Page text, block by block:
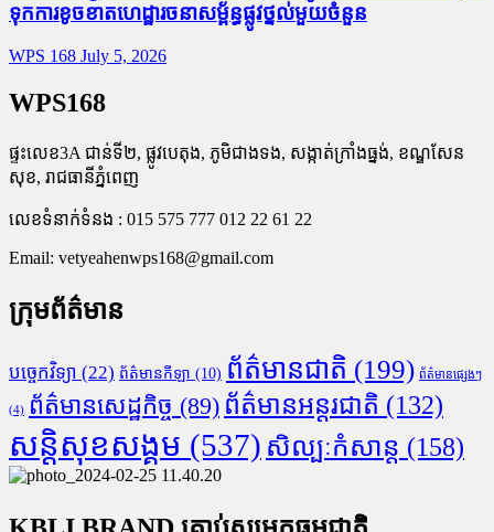
ទុក​ការ​ខូចខាត​ហេដ្ឋារចនាសម្ព័ន្ធ​ផ្លូវថ្នល់​មួយ​ចំនួន
WPS 168 July 5, 2026
WPS168
ផ្ទះលេខ3A ជាន់ទី២, ផ្លូវបេតុង, ភូមិជាងទង, សង្កាត់ក្រាំងធ្នង់, ខណ្ឌសែន
សុខ, រាជធានីភ្នំពេញ
លេខទំនាក់ទំនង : 015 575 777 012 22 61 22
Email: vetyeahenwps168@gmail.com
ក្រុមព័ត៌មាន
បច្ចេកវិទ្យា (22) ព័ត៌មានកីឡា (10) ព័ត៌មានជាតិ (199) ព័ត៌មានផ្សេងៗ
(4) ព័ត៌មានសេដ្ឋកិច្ច (89) ព័ត៌មានអន្តរជាតិ (132)
សន្តិសុខសង្គម (537) សិល្បៈកំសាន្ត (158)